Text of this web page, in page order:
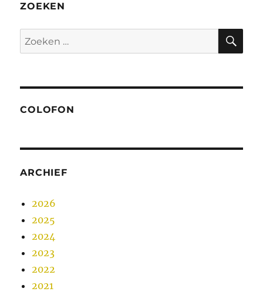
ZOEKEN
Zoeken
naar:
COLOFON
ARCHIEF
2026
2025
2024
2023
2022
2021